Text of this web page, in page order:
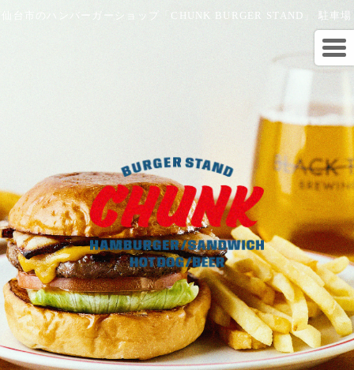
仙台市のハンバーガーショップ「CHUNK BURGER STAND」 駐車場